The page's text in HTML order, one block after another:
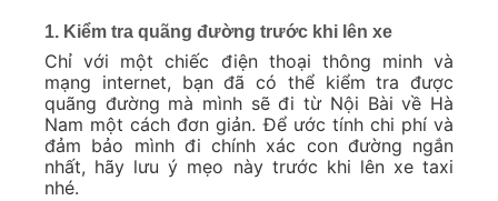
1. Kiểm tra quãng đường trước khi lên xe
Chỉ với một chiếc điện thoại thông minh và
mạng internet, bạn đã có thể kiểm tra được
quãng đường mà mình sẽ đi từ Nội Bài về Hà
Nam một cách đơn giản. Để ước tính chi phí và
đảm bảo mình đi chính xác con đường ngắn
nhất, hãy lưu ý mẹo này trước khi lên xe taxi
nhé.